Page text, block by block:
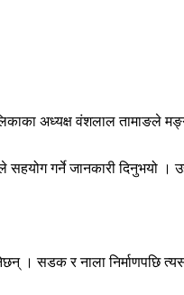
अध्यक्ष वंशलाल तामाङले
सहयोग गर्ने जानकारी दिनुभयो
। सडक र नाला निर्माणपछि